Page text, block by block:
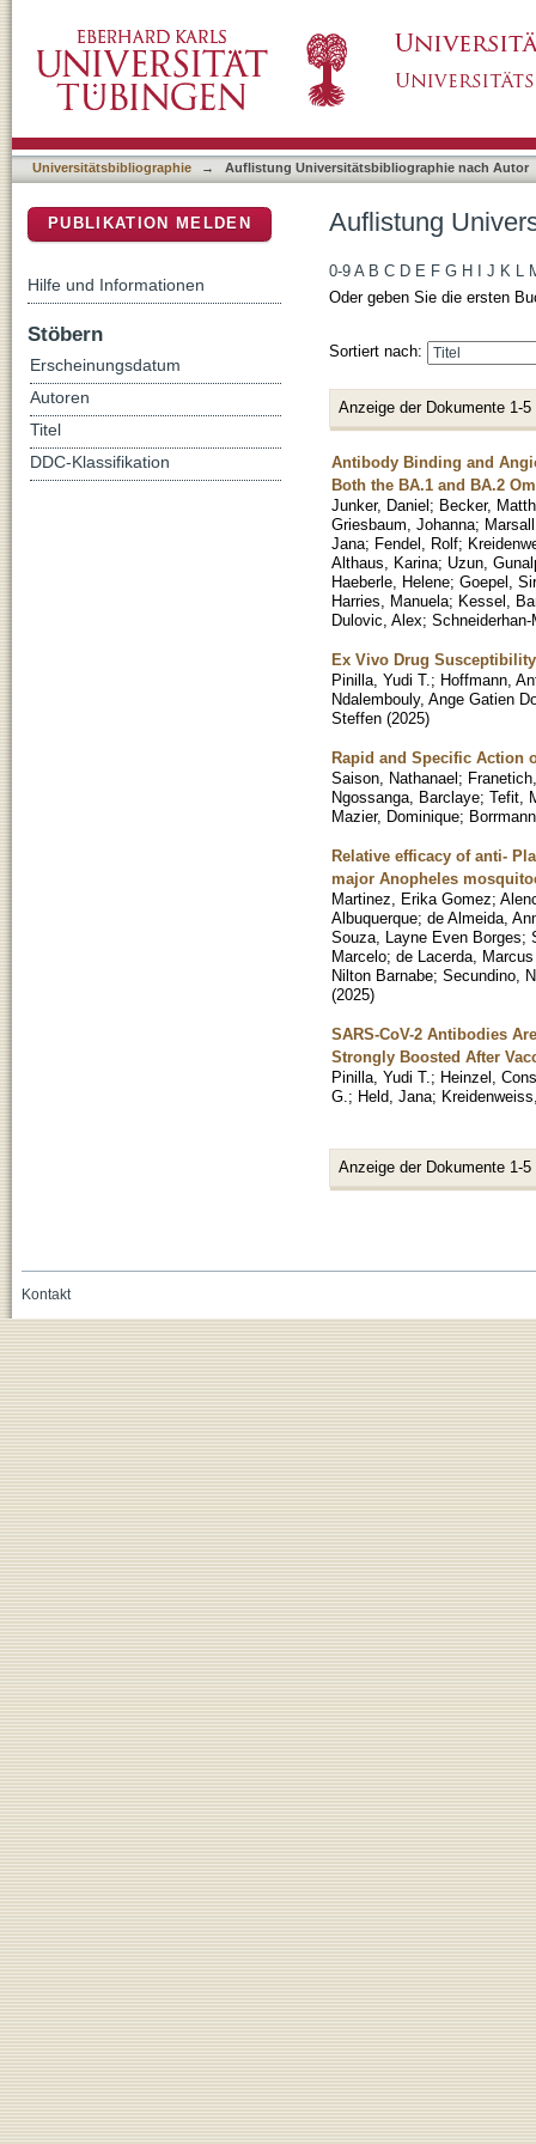
Universitätsbibliographie → Auflistung Universitätsbibliographie nach Autor
Auflistung
0-9 A B C D E F G H J K L
Oder geben Sie die ersten
Sortiert nach:
Anzeige der Dokumente 1-5
Antibody Binding and
Both the BA.1 and BA.2
Junker, Daniel; Becker,
Griesbaum, Johanna;
Jana; Fendel, Rolf;
Althaus, Karina; Uzun,
Haeberle, Helene; Goepel,
Harries, Manuela; Kessel,
Dulovic, Alex;
Ex Vivo Drug
Pinilla, Yudi T. ; Hoffmann,
Ndalembouly, Ange Gatien
Steffen (2025)
Rapid and Specific Action
Saison, Nathanael;
Ngossanga, Barclaye; Tefit,
Mazier, Dominique;
Relative efficacy of anti-
major Anopheles
Martinez, Erika Gomez;
Albuquerque; de Almeida,
Souza, Layne Even Borges;
Marcelo; de Lacerda,
Nilton Barnabe; Secundino,
(2025)
SARS-CoV-2 Antibodies
Strongly Boosted After
Pinilla, Yudi T. ; Heinzel,
G. ; Held, Jana;
Anzeige der Dokumente 1-5
PUBLIKATION MELDEN
Hilfe und Informationen
Stöbern
Erscheinungsdatum
Autoren
Titel
DDC-Klassifikation
Kontakt